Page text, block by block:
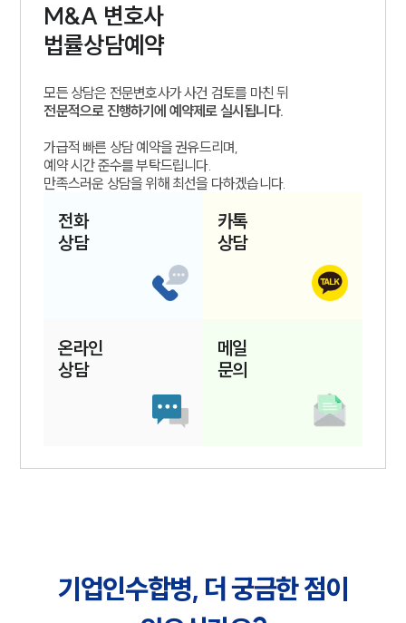
M&A 변호사
법률상담예약
모든 상담은 전문변호사가 사건 검토를 마친 뒤
전문적으로 진행하기에 예약제로 실시됩니다.
가급적 빠른 상담 예약을 권유드리며,
예약 시간 준수를 부탁드립니다.
만족스러운 상담을 위해 최선을 다하겠습니다.
전화
상담
카톡
상담
온라인
상담
메일
문의
기업인수합병, 더 궁금한 점이